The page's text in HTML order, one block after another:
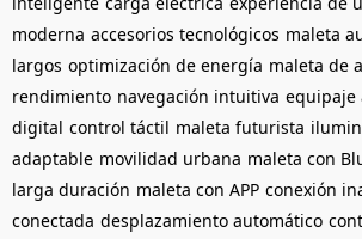
moderna accesorios tecnológicos maleta
largos optimización de energía maleta de
rendimiento navegación intuitiva equipaje
digital control táctil maleta futurista
adaptable movilidad urbana maleta con
larga duración maleta con APP conexión
conectada desplazamiento automático